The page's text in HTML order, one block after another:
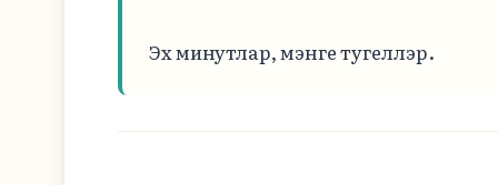
Эх минутлар, мэнге тугеллэр.